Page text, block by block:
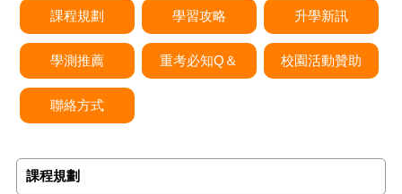
課程規劃 學習攻略 升學新訊
學測推薦 重考必知Q＆ 校園活動贊助
聯絡方式
課程規劃